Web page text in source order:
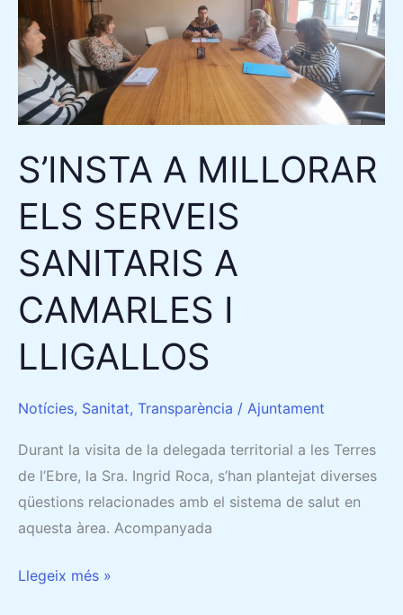
S’INSTA A MILLORAR
ELS SERVEIS
SANITARIS A
CAMARLES I
LLIGALLOS
Notícies, Sanitat, Transparència / Ajuntament
Durant la visita de la delegada territorial a les Terres
de l’Ebre, la Sra. Ingrid Roca, s’han plantejat diverses
qüestions relacionades amb el sistema de salut en
aquesta àrea. Acompanyada
ELS
SERVEIS
SANITARIS
A
CAMARLES
LLIGALLOS
Llegeix més »